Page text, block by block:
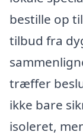
bestille op
tilbud fra
træffer
ikke bare
isoleret,